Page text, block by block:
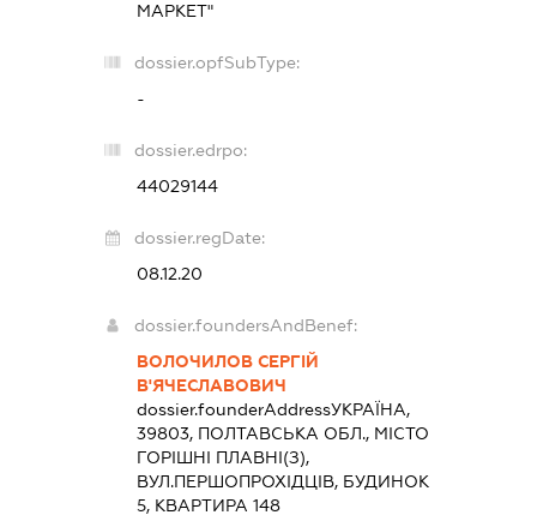
МАРКЕТ"
dossier.opfSubType:
-
dossier.edrpo:
44029144
dossier.regDate:
08.12.20
dossier.foundersAndBenef:
ВОЛОЧИЛОВ СЕРГІЙ
В'ЯЧЕСЛАВОВИЧ
dossier.founderAddressУКРАЇНА,
39803, ПОЛТАВСЬКА ОБЛ., МІСТО
ГОРІШНІ ПЛАВНІ(З),
ВУЛ.ПЕРШОПРОХІДЦІВ, БУДИНОК
5, КВАРТИРА 148